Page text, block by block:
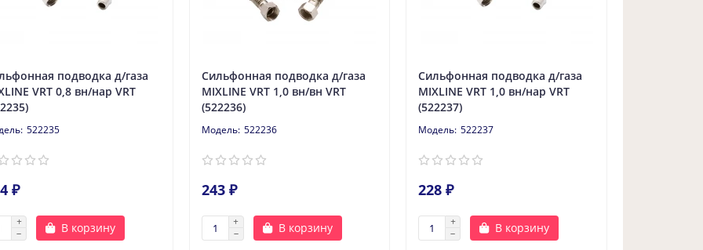
подводка д/газа
VRT 0,8 вн/нар VRT
522235
₽
В корзину
Сильфонная подводка д/газа
MIXLINE VRT 1,0 вн/вн VRT
(522236)
522236
243 ₽
В корзину
Сильфонная подводка д/газа
MIXLINE VRT 1,0 вн/нар VRT
(522237)
522237
228 ₽
В корзину